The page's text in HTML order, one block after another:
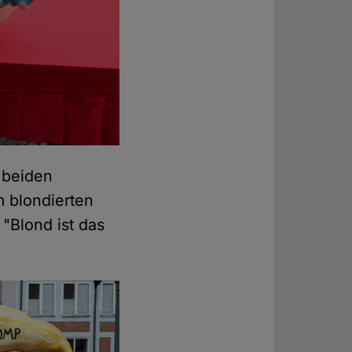
blondierten
ist das